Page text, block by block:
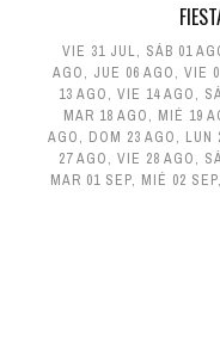
VIE 31 JUL, SÁB 01
AGO, JUE 06 AGO, VIE
13 AGO, VIE 14 AGO,
MAR 18 AGO, MIÉ 19
AGO, DOM 23 AGO, LUN
27 AGO, VIE 28 AGO,
MAR 01 SEP, MIÉ 02 SEP,